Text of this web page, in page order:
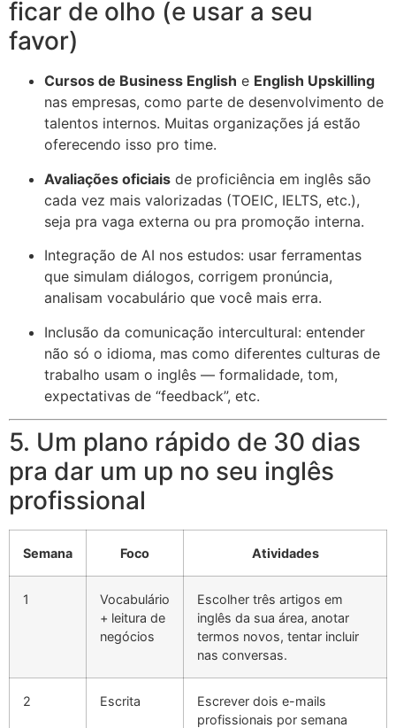
ficar de olho (e usar a seu
favor)
Cursos de Business English e English Upskilling
nas empresas, como parte de desenvolvimento de
talentos internos. Muitas organizações já estão
oferecendo isso pro time.
Avaliações oficiais de proficiência em inglês são
cada vez mais valorizadas (TOEIC, IELTS, etc.),
seja pra vaga externa ou pra promoção interna.
Integração de AI nos estudos: usar ferramentas
que simulam diálogos, corrigem pronúncia,
analisam vocabulário que você mais erra.
Inclusão da comunicação intercultural: entender
não só o idioma, mas como diferentes culturas de
trabalho usam o inglês — formalidade, tom,
expectativas de “feedback”, etc.
5. Um plano rápido de 30 dias
pra dar um up no seu inglês
profissional
Semana Foco Atividades
1
Vocabulário
+ leitura de
negócios
Escolher três artigos em
inglês da sua área, anotar
termos novos, tentar incluir
nas conversas.
2 Escrita
Escrever dois e-mails
profissionais por semana